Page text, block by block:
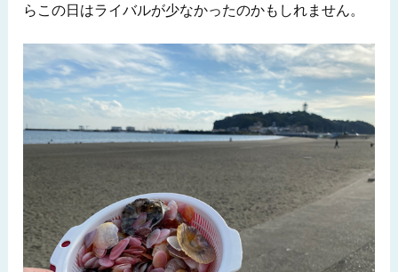
らこの日はライバルが少なかったのかもしれません。